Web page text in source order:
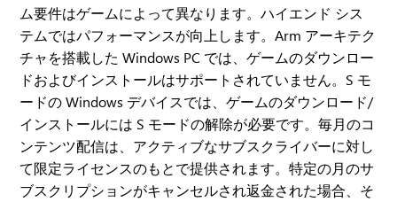
ム要件はゲームによって異なります。ハイエンド シス
テムではパフォーマンスが向上します。Arm アーキテク
チャを搭載した Windows PC では、ゲームのダウンロー
ドおよびインストールはサポートされていません。S モ
ードの Windows デバイスでは、ゲームのダウンロード/
インストールには S モードの解除が必要です。毎月のコ
ンテンツ配信は、アクティブなサブスクライバーに対し
て限定ライセンスのもとで提供されます。特定の月のサ
ブスクリプションがキャンセルされ返金された場合、そ